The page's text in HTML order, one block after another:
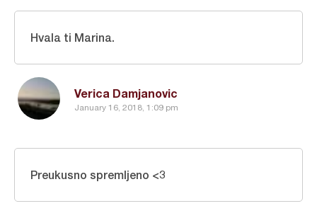
Verica Damjanovic
January 16, 2018, 1:09 pm
Hvala ti Marina.
Preukusno spremljeno <3